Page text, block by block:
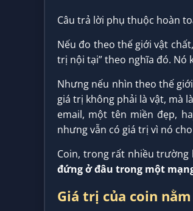
Câu trả lời phụ thuộc hoàn
Nếu đo theo thế giới vật
trị nội tại” theo nghĩa đó. Nó
Nhưng nếu nhìn theo thế
giá trị không phải là vật, mà là
email, một tên miền đẹp,
nhưng vẫn có giá trị vì nó
Coin, trong rất nhiều
đứng ở đâu trong một
Giá trị của coin